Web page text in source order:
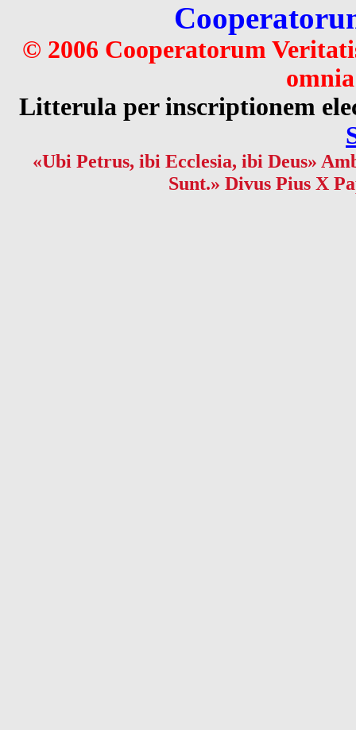
© 2006 Cooperatorum
Litterula per inscriptionem
«Ubi Petrus, ibi Ecclesia, ibi Deus»
Sunt.» Divus Pius X